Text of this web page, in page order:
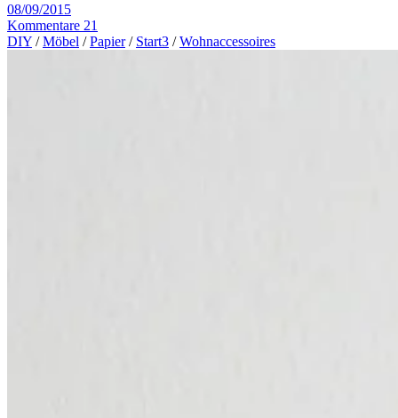
08/09/2015
Kommentare 21
DIY /Möbel /Papier/ Start3 /Wohnaccessoires